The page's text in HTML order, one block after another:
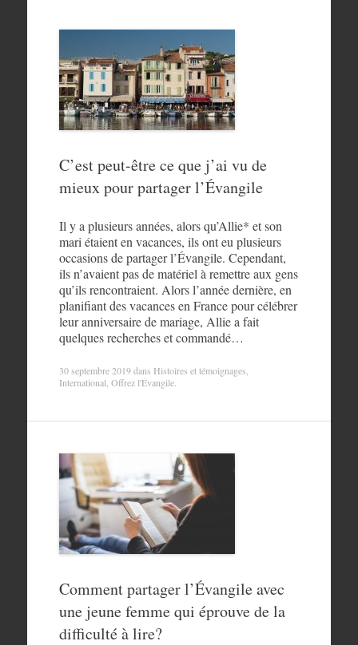
C’est peut-être ce que j’ai vu de
mieux pour partager l’Évangile
Il y a plusieurs années, alors qu’Allie* et son
mari étaient en vacances, ils ont eu plusieurs
occasions de partager l’Évangile. Cependant,
ils n’avaient pas de matériel à remettre aux gens
qu’ils rencontraient. Alors l’année dernière, en
planifiant des vacances en France pour célébrer
leur anniversaire de mariage, Allie a fait
quelques recherches et commandé…
30 septembre 2019dans Histoires et témoignages
International Offrez l'Évangile.
Comment partager l’Évangile avec
une jeune femme qui éprouve de la
difficulté à lire?